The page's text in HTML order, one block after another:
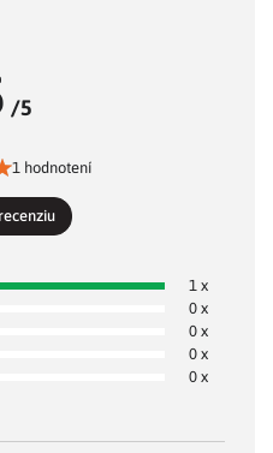
/5
1 hodnotení
1 x
0 x
0 x
0 x
0 x